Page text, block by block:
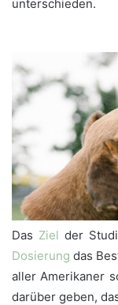
unterschieden.
Das Ziel der
Dosierung das
aller Amerikaner
darüber geben,